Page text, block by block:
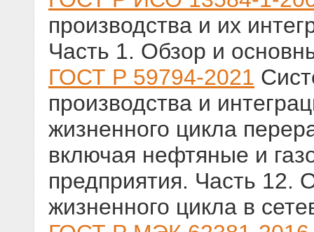
производства и их
Часть 1. Обзор и
ГОСТ Р 59794-2021
производства и
жизненного цикла
включая нефтяные и
предприятия. Часть 12.
жизненного цикла в